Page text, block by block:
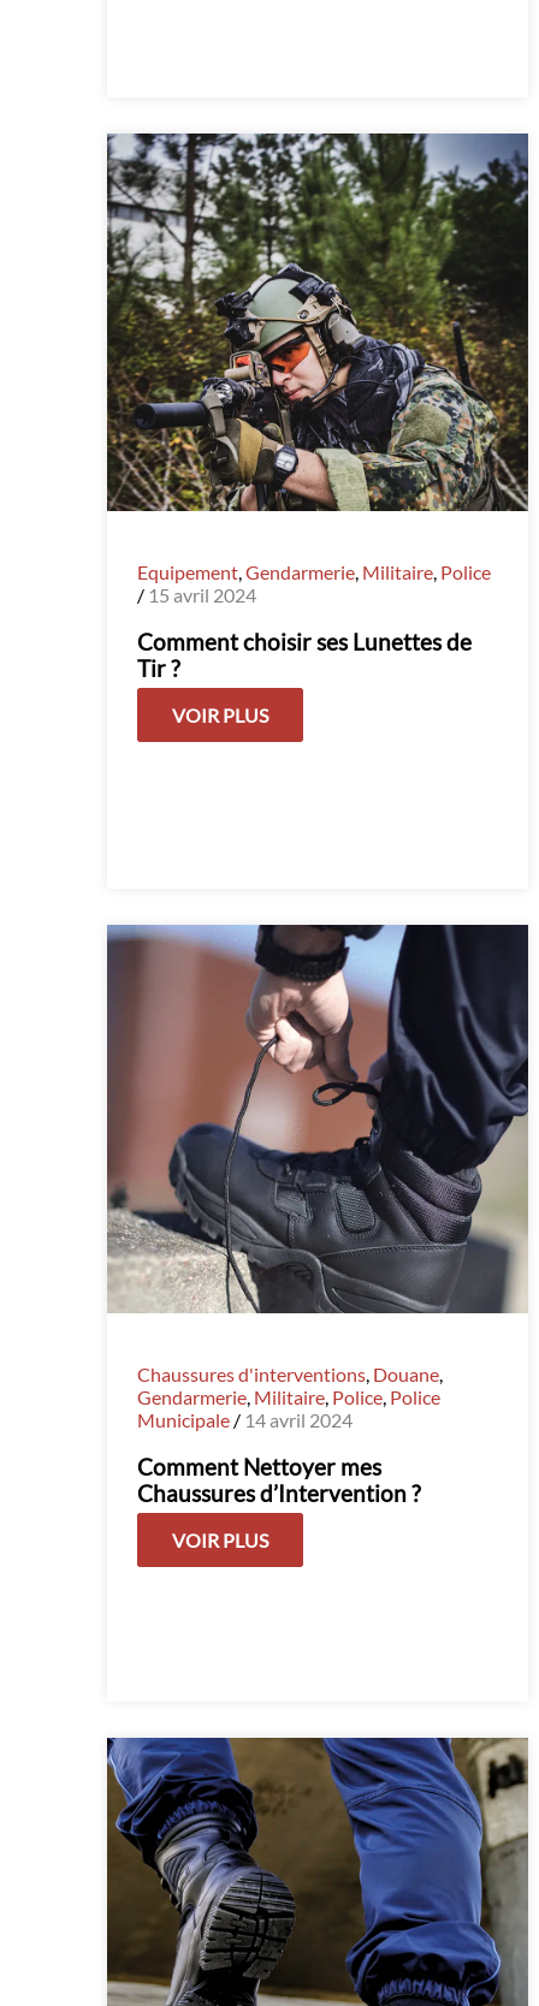
Equipement,Gendarmerie, Militaire, Police
/ 15 avril 2024
Comment choisir ses Lunettes de
Tir ?
VOIR PLUS
Chaussures d'interventions, Douane,
Gendarmerie, Militaire, Police, Police
Municipale / 14 avril 2024
Comment Nettoyer mes
Chaussures d’Intervention ?
VOIR PLUS